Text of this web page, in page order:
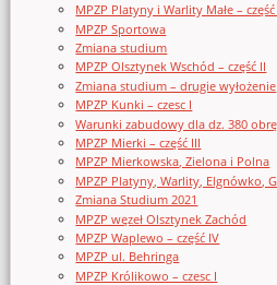
MPZP Platyny i Warlity Małe – część
MPZP Sportowa
Zmiana studium
MPZP Olsztynek Wschód – część II
Zmiana studium – drugie wyłożenie
MPZP Kunki – czesc I
Warunki zabudowy dla dz. 380
MPZP Mierki – część III
MPZP Mierkowska, Zielona i Polna
MPZP Platyny, Warlity, Elgnówko,
Zmiana Studium 2021
MPZP węzeł Olsztynek Zachód
MPZP Waplewo – część IV
MPZP ul. Behringa
MPZP Królikowo – czesc I